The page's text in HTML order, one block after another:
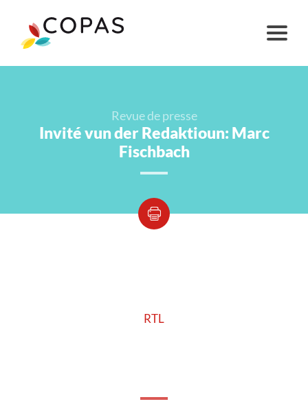
Revue de presse
Invité vun der Redaktioun: Marc
Fischbach
RTL